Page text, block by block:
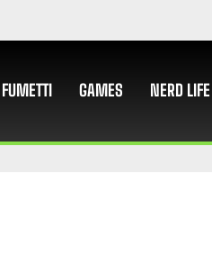
GAMES NERD LIFE